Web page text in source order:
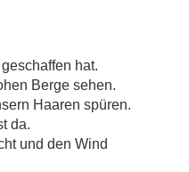
hat.
Berge sehen.
Haaren spüren.
da.
und den Wind